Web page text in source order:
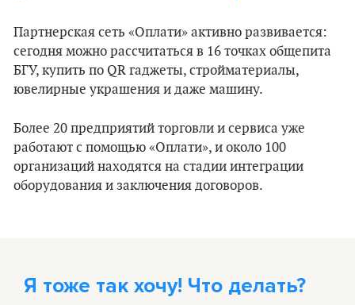
Партнерская сеть «Оплати» активно развивается:
сегодня можно рассчитаться в 16 точках общепита
БГУ, купить по QR гаджеты, стройматериалы,
ювелирные украшения и даже машину.
Более 20 предприятий торговли и сервиса уже
работают с помощью «Оплати», и около 100
организаций находятся на стадии интеграции
оборудования и заключения договоров.
Я тоже так хочу! Что делать?